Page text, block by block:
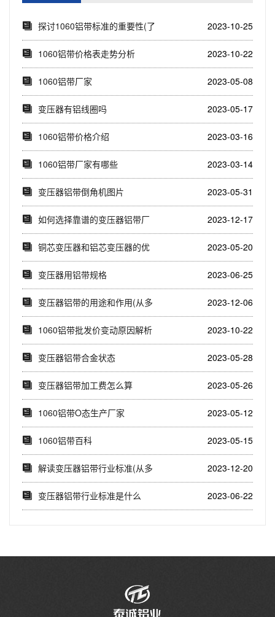
探讨1060铝带标准的重要性(了
解1060...
2023-10-25
1060铝带价格表走势分析
(1060铝带价...
2023-10-22
1060铝带厂家 2023-05-08
变压器有铝线圈吗 2023-05-17
1060铝带价格介绍 2023-03-16
1060铝带厂家有哪些 2023-03-14
变压器铝带倒角机图片 2023-05-31
如何选择靠谱的变压器铝带厂
家(挑选可靠的变...
2023-12-17
铜芯变压器和铝芯变压器的优
缺点
2023-05-20
变压器用铝带规格 2023-06-25
变压器铝带的用途和作用(从多
个维度解析变压...
2023-12-06
1060铝带批发价变动原因解析
(1060铝...
2023-10-22
变压器铝带合金状态 2023-05-28
变压器铝带加工费怎么算 2023-05-26
1060铝带O态生产厂家 2023-05-12
1060铝带百科 2023-05-15
解读变压器铝带行业标准(从多
个维度探究变压...
2023-12-20
变压器铝带行业标准是什么 2023-06-22